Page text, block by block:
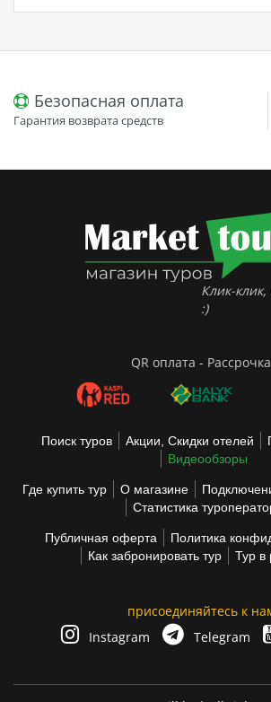
Безопасная оплата
Гарантия возврата средств
Клик-
:)
QR оплата - Рассрочка
Поиск туров Акции, Скидки отелей
Видеообзоры
Где купить тур О магазине
Статистика
Публичная оферта
Политика
Как забронировать тур
Тур в
присоединяйтесь к
Instagram
Telegram